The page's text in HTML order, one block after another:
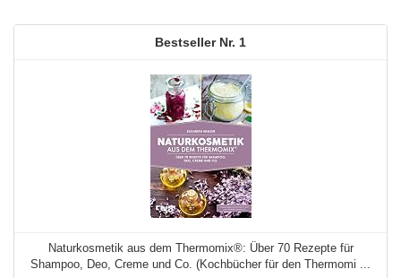
1
Naturkosmetik aus dem Thermomix®: Über 70 Rezepte für
Shampoo, Deo, Creme und Co. (Kochbücher für den Thermomi ...